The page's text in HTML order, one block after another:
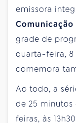
emissora
Comunicação
grade de
quarta-feira,
comemora
Ao todo, a
de 25 minutos
feiras, às